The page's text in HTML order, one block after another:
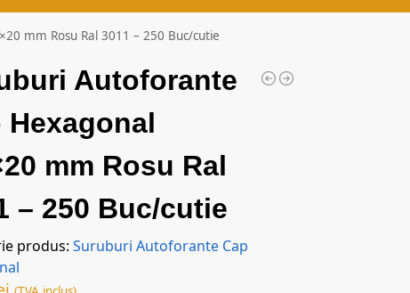
mm Rosu Ral 3011 – 250 Buc/cutie
Autoforante
Hexagonal
mm Rosu Ral
– 250 Buc/cutie
produs:Suruburi Autoforante Cap